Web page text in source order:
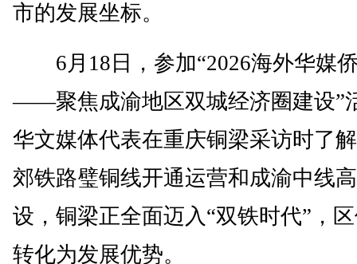
市的发展坐标。
6月18日，参加“2026海外华媒
——聚焦成渝地区双城经济圈建设”
华文媒体代表在重庆铜梁采访时了
郊铁路璧铜线开通运营和成渝中线
设，铜梁正全面迈入“双铁时代”，
转化为发展优势。